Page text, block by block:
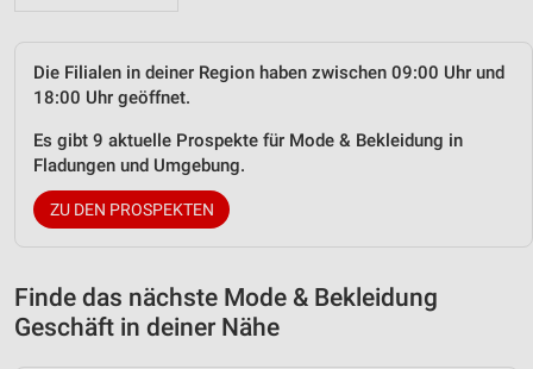
Die Filialen in deiner Region haben zwischen 09:00 Uhr und
18:00 Uhr geöffnet.
Es gibt 9 aktuelle Prospekte für Mode & Bekleidung in
Fladungen und Umgebung.
ZU DEN PROSPEKTEN
Finde das nächste Mode & Bekleidung
Geschäft in deiner Nähe